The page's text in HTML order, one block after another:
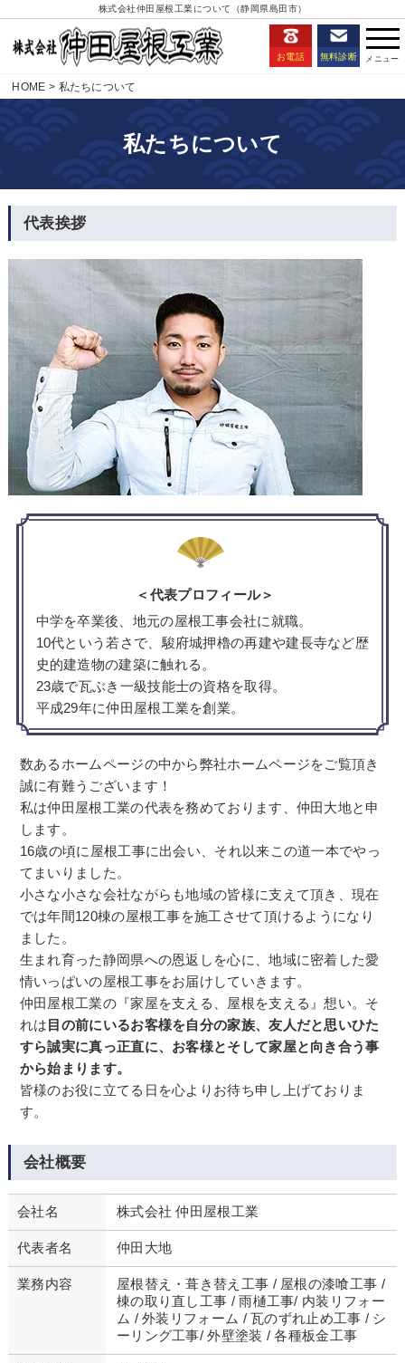
株式会社仲田屋根工業について（静岡県島田市）
お電話 無料診断
HOME 私たちについて
私たちについて
代表挨拶
＜代表プロフィール＞
中学を卒業後、地元の屋根工事会社に就職。
10代という若さで、駿府城押櫓の再建や建長寺など歴
史的建造物の建築に触れる。
23歳で瓦ぶき一級技能士の資格を取得。
平成29年に仲田屋根工業を創業。
数あるホームページの中から弊社ホームページをご覧頂き
誠に有難うございます！
私は仲田屋根工業の代表を務めております、仲田大地と申
します。
16歳の頃に屋根工事に出会い、それ以来この道一本でやっ
てまいりました。
小さな小さな会社ながらも地域の皆様に支えて頂き、現在
では年間120棟の屋根工事を施工させて頂けるようになり
ました。
生まれ育った静岡県への恩返しを心に、地域に密着した愛
情いっぱいの屋根工事をお届けしていきます。
仲田屋根工業の『家屋を支える、屋根を支える』想い。そ
れは 目の前にいるお客様を自分の家族、友人だと思いひた
すら誠実に真っ正直に、お客様とそして家屋と向き合う事
から始まります。
皆様のお役に立てる日を心よりお待ち申し上げておりま
す。
会社概要
会社名 株式会社 仲田屋根工業
代表者名 仲田大地
業務内容
屋根替え・葺き替え工事 / 屋根の漆喰工事 /
棟の取り直し工事 / 雨樋工事/ 内装リフォー
ム / 外装リフォーム / 瓦のずれ止め工事 / シ
ーリング工事/ 外壁塗装 / 各種板金工事